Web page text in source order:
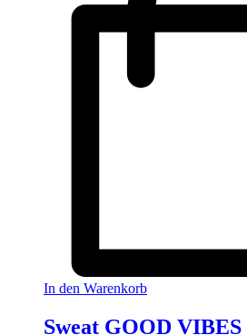
In den Warenkorb
Sweat GOOD VIBES